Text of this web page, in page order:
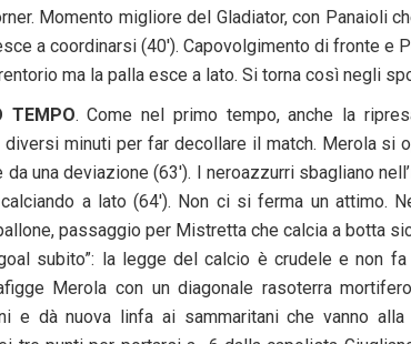
Momento migliore del Gladiator, con Panaioli
a coordinarsi (40′). Capovolgimento di fronte e
ma la palla esce a lato. Si torna così negli
TEMPO. Come nel primo tempo, anche la
diversi minuti per far decollare il match. Merola si
una deviazione (63′). I neroazzurri sbagliano
a lato (64′). Non ci si ferma un attimo.
passaggio per Mistretta che calcia a botta
subito”: la legge del calcio è crudele e non
Merola con un diagonale rasoterra
e dà nuova linfa ai sammaritani che vanno